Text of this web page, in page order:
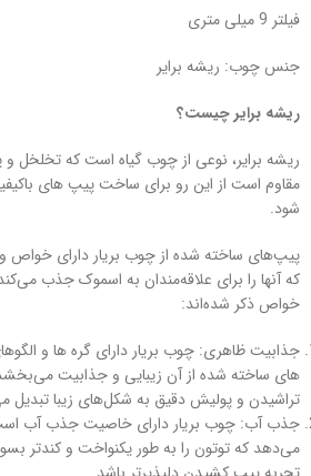
فیلتر 9 میلی متری
جنس چوب: ریشه برایر
ریشه برایر چیست؟
ریشه برایر، نوعی از چوب گیاه است که تخلخل و
مقاوم است از این رو برای ساخت پیپ های
شود.
پیپ‌های ساخته شده از چوب بریار دارای
که آنها را برای علاقه‌مندان به اسموک جذب
خواص ذکر شده‌اند:
جذابیت ظاهری: چوب بریار دارای گره ها و
های ساخته شده از آن زیبایی و جذابیت
تراشیدن و پولیش دقیق به شکل‌های زیبا تبدیل
جذب آب: چوب بریار دارای خاصیت جذب آب است
می‌دهد که توتون را به طور یکنواخت و کندتر